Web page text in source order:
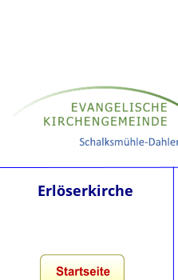
Erlöserkirche